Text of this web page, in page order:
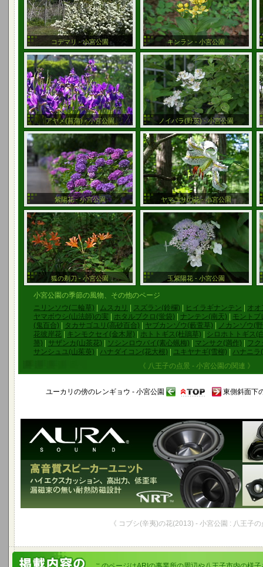
コデマリ - 小宮公園 キンラン - 小宮公園
アヤメ(菖蒲) - 小宮公園 ノイバラ(野茨) - 小宮公園
紫陽花 - 小宮公園 ヤマユリの花 - 小宮公園
狐の剃刀 - 小宮公園 玉紫陽花 - 小宮公園
小宮公園の季節の風物、その他のページ
ニリンソウ(二輪草)
ムスカリ スズラン(鈴欄) ヒイラギナンテン
オ
ヤマボウシ(山法師)の実
ホタルブクロ(蛍袋) ナンテン(南天)
モントブ
(鬼百合)
タカサゴユリ(高砂百合) ヤブカンゾウ(藪萱草)
ノカンゾウ(
花彼岸花
キンモクセイ(金木犀) ホトトギス(杜鵑草)
シロホトトギス(
箒)
サザンカ(山茶花) ソシンロウバイ(素心蝋梅) マンサク(満作)
フ
サンシュユ(山茱萸)
ハナダイコン(花大根) ユキヤナギ(雪柳)
ハナニラ
《 八王子の点景 - 小宮公園の関連 》
ユーカリの傍のレンギョウ - 小宮公園 東側斜面下
《 コブシ(辛夷)の花(2013) - 小宮公園 : 八王子の